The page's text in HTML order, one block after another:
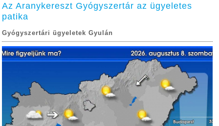
Az Aranykereszt Gyógyszertár az ügyeletes
patika
Gyógyszertári ügyeletek Gyulán